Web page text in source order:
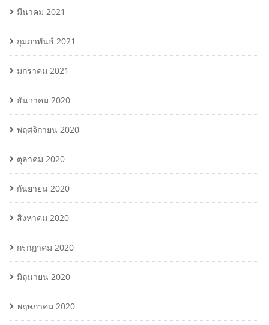
มีนาคม 2021
กุมภาพันธ์ 2021
มกราคม 2021
ธันวาคม 2020
พฤศจิกายน 2020
ตุลาคม 2020
กันยายน 2020
สิงหาคม 2020
กรกฎาคม 2020
มิถุนายน 2020
พฤษภาคม 2020